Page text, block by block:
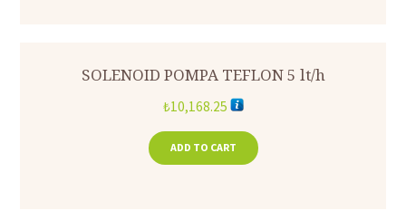
SOLENOID POMPA TEFLON 5 lt/h
₺10,168.25
ADD TO CART